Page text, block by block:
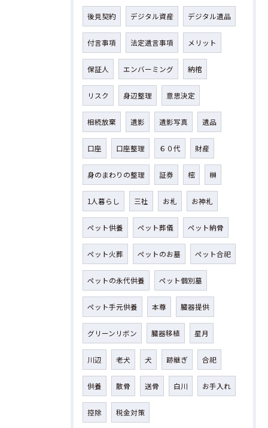
後見契約 デジタル資産 デジタル遺品
付言事項 法定遺言事項 メリット
保証人 エンバーミング 納棺
リスク 身辺整理 意思決定
相続放棄 遺影 遺影写真 遺品
口座 口座整理 ６０代 財産
身のまわりの整理 証券 樒 榊
1人暮らし 三社 お札 お神札
ペット供養 ペット葬儀 ペット納骨
ペット火葬 ペットのお墓 ペット合祀
ペットの永代供養 ペット個別墓
ペット手元供養 本尊 臓器提供
グリーンリボン 臓器移植 星月
川辺 老犬 犬 跡継ぎ 合祀
供養 散骨 送骨 白川 お手入れ
控除 税金対策